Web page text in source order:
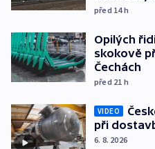
před 14h
Opilých
skokově
Čechách
před 21 h
VIDEO
při
6. 8. 2026